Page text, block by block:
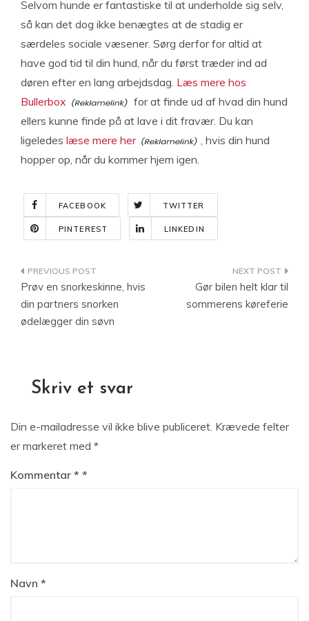
Selvom hunde er fantastiske til at underholde sig selv,
så kan det dog ikke benægtes at de stadig er
særdeles sociale væsener. Sørg derfor for altid at
have god tid til din hund, når du først træder ind ad
døren efter en lang arbejdsdag. Læs mere hos
Bullerbox
for at finde ud af hvad din hund
ellers kunne finde på at lave i dit fravær. Du kan
ligeledes læse mere her
, hvis din hund
hopper op, når du kommer hjem igen.
FACEBOOK TWITTER
PINTEREST LINKEDIN
Indlægsnavigation
Prøv en snorkeskinne, hvis
din partners snorken
ødelægger din søvn
Gør bilen helt klar til
sommerens køreferie
Skriv et svar
Din e-mailadresse vil ikke blive publiceret. Krævede felter
er markeret med *
Kommentar *
Navn *